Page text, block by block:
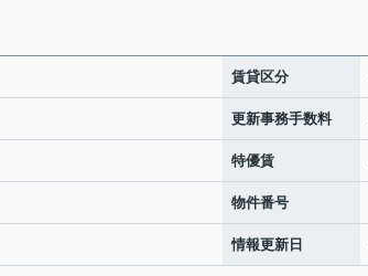
賃貸区分
更新事務手数料
特優賃
物件番号
情報更新日